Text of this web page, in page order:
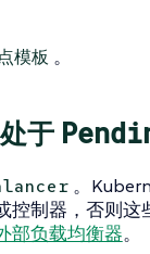
模板 。
于
。
控制器，否则这
部负载均衡器。